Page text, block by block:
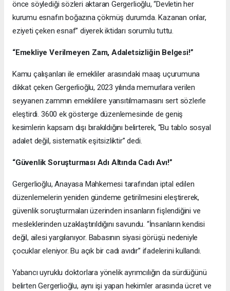
önce söylediği sözleri aktaran Gergerlioğlu, “Devletin her
kurumu esnafın boğazına çökmüş durumda. Kazanan onlar,
eziyeti çeken esnaf” diyerek iktidarı sorumlu tuttu.
“Emekliye Verilmeyen Zam, Adaletsizliğin Belgesi!”
Kamu çalışanları ile emekliler arasındaki maaş uçurumuna
dikkat çeken Gergerlioğlu, 2023 yılında memurlara verilen
seyyanen zammın emeklilere yansıtılmamasını sert sözlerle
eleştirdi. 3600 ek gösterge düzenlemesinde de geniş
kesimlerin kapsam dışı bırakıldığını belirterek, “Bu tablo sosyal
adalet değil, sistematik eşitsizliktir” dedi.
“Güvenlik Soruşturması Adı Altında Cadı Avı!”
Gergerlioğlu, Anayasa Mahkemesi tarafından iptal edilen
düzenlemelerin yeniden gündeme getirilmesini eleştirerek,
güvenlik soruşturmaları üzerinden insanların fişlendiğini ve
mesleklerinden uzaklaştırıldığını savundu. “İnsanların kendisi
değil, ailesi yargılanıyor. Babasının siyasi görüşü nedeniyle
çocuklar eleniyor. Bu açık bir cadı avıdır” ifadelerini kullandı.
Yabancı uyruklu doktorlara yönelik ayrımcılığın da sürdüğünü
belirten Gergerlioğlu, aynı işi yapan hekimler arasında ücret ve